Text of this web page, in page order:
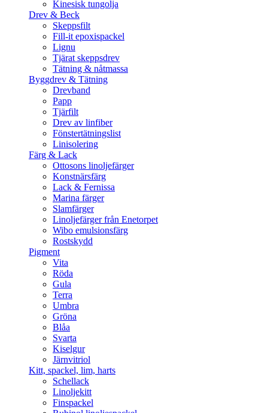
Kinesisk tungolja
Drev & Beck
Skeppsfilt
Fill-it epoxispackel
Lignu
Tjärat skeppsdrev
Tätning & nåtmassa
Byggdrev & Tätning
Drevband
Papp
Tjärfilt
Drev av linfiber
Fönstertätningslist
Linisolering
Färg & Lack
Ottosons linoljefärger
Konstnärsfärg
Lack & Fernissa
Marina färger
Slamfärger
Linoljefärger från Enetorpet
Wibo emulsionsfärg
Rostskydd
Pigment
Vita
Röda
Gula
Terra
Umbra
Gröna
Blåa
Svarta
Kiselgur
Järnvitriol
Kitt, spackel, lim, harts
Schellack
Linoljekitt
Finspackel